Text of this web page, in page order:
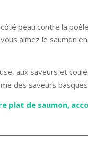
peau contre la
aimez le saumon
aux saveurs et
des saveurs
plat de saumon,